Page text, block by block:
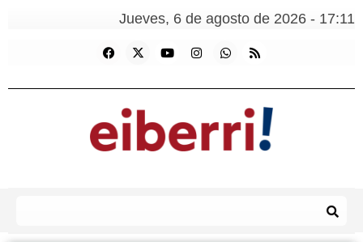
Jueves, 6 de agosto de 2026 - 17:11